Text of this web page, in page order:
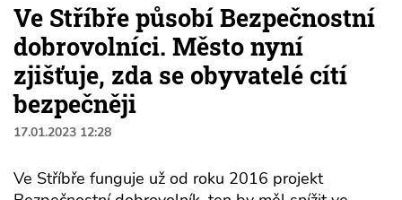
Ve Stříbře působí Bezpečnostní
dobrovolníci. Město nyní
zjišťuje, zda se obyvatelé cítí
bezpečněji
17.01.2023 12:28
Ve Stříbře funguje už od roku 2016 projekt